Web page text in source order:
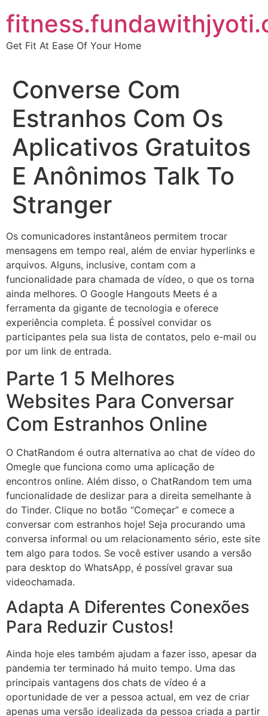
to
content
Get Fit At Ease Of Your Home
Converse Com
Estranhos Com Os
Aplicativos Gratuitos
E Anônimos Talk To
Stranger
Os comunicadores instantâneos permitem trocar
mensagens em tempo real, além de enviar hyperlinks e
arquivos. Alguns, inclusive, contam com a
funcionalidade para chamada de vídeo, o que os torna
ainda melhores. O Google Hangouts Meets é a
ferramenta da gigante de tecnologia e oferece
experiência completa. É possível convidar os
participantes pela sua lista de contatos, pelo e-mail ou
por um link de entrada.
Parte 1 5 Melhores
Websites Para Conversar
Com Estranhos Online
O ChatRandom é outra alternativa ao chat de vídeo do
Omegle que funciona como uma aplicação de
encontros online. Além disso, o ChatRandom tem uma
funcionalidade de deslizar para a direita semelhante à
do Tinder. Clique no botão “Começar” e comece a
conversar com estranhos hoje! Seja procurando uma
conversa informal ou um relacionamento sério, este site
tem algo para todos. Se você estiver usando a versão
para desktop do WhatsApp, é possível gravar sua
videochamada.
Adapta A Diferentes Conexões
Para Reduzir Custos!
Ainda hoje eles também ajudam a fazer isso, apesar da
pandemia ter terminado há muito tempo. Uma das
principais vantagens dos chats de vídeo é a
oportunidade de ver a pessoa actual, em vez de criar
apenas uma versão idealizada da pessoa criada a partir